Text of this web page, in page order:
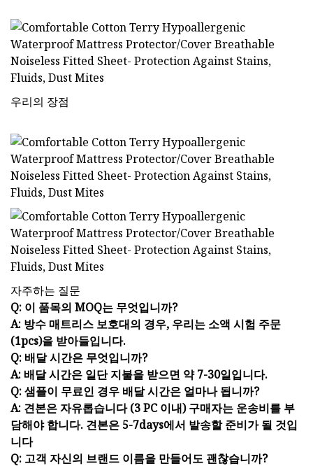
우리의 장점
자주하는 질문
Q: 이 품목의 MOQ는 무엇입니까?
A: 방수 매트리스 보호대의 경우, 우리는 소액 시험 주문
(1pcs)을 받아들입니다.
Q: 배달 시간은 무엇입니까?
A: 배달 시간은 일단 지불을 받으면 약 7-30일입니다.
Q: 샘플이 무료인 경우 배달 시간은 얼마나 됩니까?
A: 견본은 자유롭습니다 (3 PC 이내) 구매자는 운송비를 부
담해야 합니다. 견본은 5-7days에서 발송할 준비가 될 것입
니다
Q: 고객 자신의 브랜드 이름을 만들어도 괜찮습니까?